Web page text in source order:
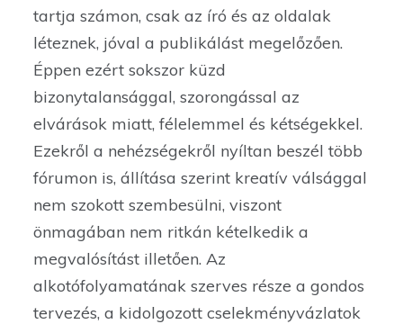
tartja számon, csak az író és az oldalak
léteznek, jóval a publikálást megelőzően.
Éppen ezért sokszor küzd
bizonytalansággal, szorongással az
elvárások miatt, félelemmel és kétségekkel.
Ezekről a nehézségekről nyíltan beszél több
fórumon is, állítása szerint kreatív válsággal
nem szokott szembesülni, viszont
önmagában nem ritkán kételkedik a
megvalósítást illetően. Az
alkotófolyamatának szerves része a gondos
tervezés, a kidolgozott cselekményvázlatok